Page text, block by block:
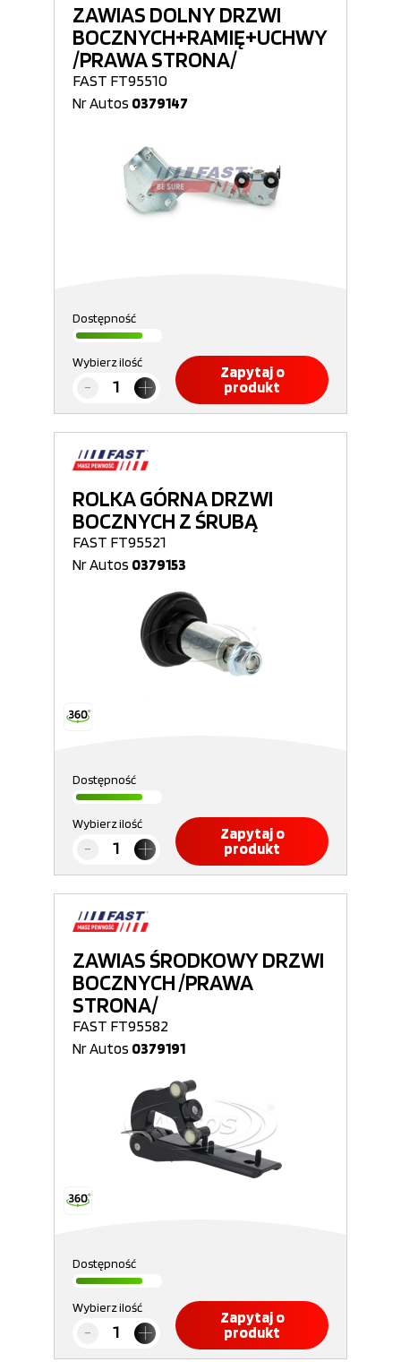
ZAWIAS DOLNY DRZWI
BOCZNYCH+RAMIĘ+UCHWYT
/PRAWA STRONA/
FAST FT95510
Nr Autos 0379147
Dostępność
Wybierz ilość
Zapytaj o
produkt
ROLKA GÓRNA DRZWI
BOCZNYCH Z ŚRUBĄ
FAST FT95521
Nr Autos 0379153
Dostępność
Wybierz ilość
Zapytaj o
produkt
ZAWIAS ŚRODKOWY DRZWI
BOCZNYCH /PRAWA
STRONA/
FAST FT95582
Nr Autos 0379191
Dostępność
Wybierz ilość
Zapytaj o
produkt